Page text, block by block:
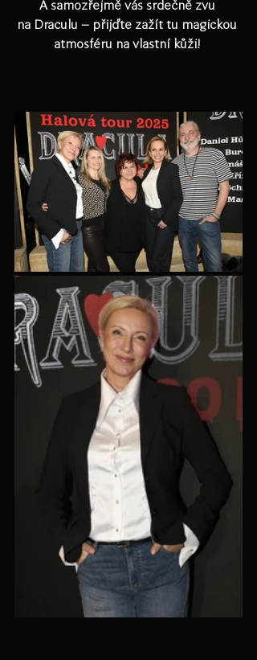
A samozřejmě vás srdečně zvu
na Draculu – přijďte zažít tu magickou
atmosféru na vlastní kůži!